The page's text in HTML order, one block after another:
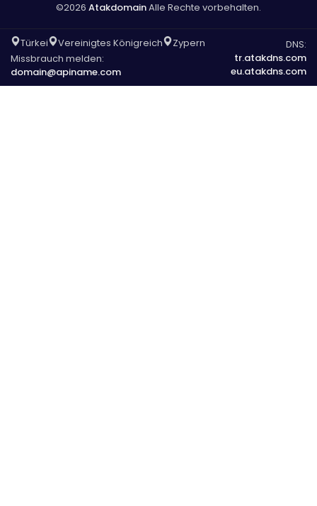
©2026 AtakdomainAlle Rechte vorbehalten.
Türkei Vereinigtes Königreich
Zypern
Missbrauch melden:
domain@apiname.com
DNS:
tr.atakdns.com
eu.atakdns.com